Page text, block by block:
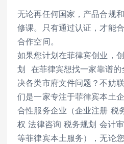
无论再任何国家，产品合规
修课。只有通过认证，才能
合作空间。
如果您计划在菲律宾创业，
划 在菲律宾想找一家靠谱的
决各类市府文件问题？不妨
们是一家专注于菲律宾本土
合性服务企业（企业注册 税
权 法律咨询 税务规划 会计
等菲律宾本土服务），无论